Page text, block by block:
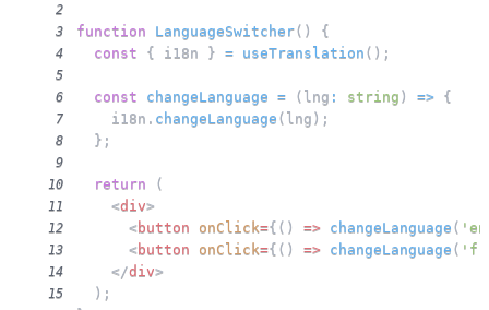
2
3
function LanguageSwitcher( ) {
4 const { i18n } = useTranslation ( ) ;
5
6
const changeLanguage = ( lng : string ) => {
7
    i18n
. changeLanguage ( lng ) ;
8 } ;
9
10
return (
11 <div>
12 < button onClick={ ( ) => changeLanguage (
13 < button onClick={ ( ) => changeLanguage (
14 </div>
15 ) ;